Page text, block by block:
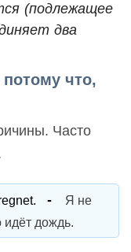
(подлежащее
два
что,
Часто
Я не
идёт дождь.